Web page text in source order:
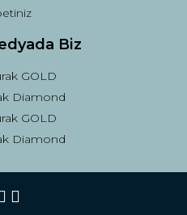
Biz
GOLD
Diamond
GOLD
Diamond